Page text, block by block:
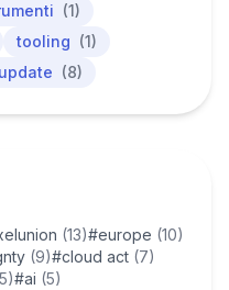
(1)
tooling (1)
update (8)
(13)#europe (10)
(9)#cloud act (7)
#ai (5)